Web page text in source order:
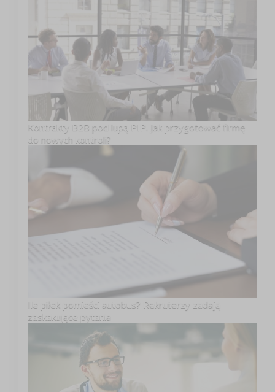
Kontrakty B2B pod lupą PIP. Jak przygotować firmę
do nowych kontroli?
Ile piłek pomieści autobus? Rekruterzy zadają
zaskakujące pytania